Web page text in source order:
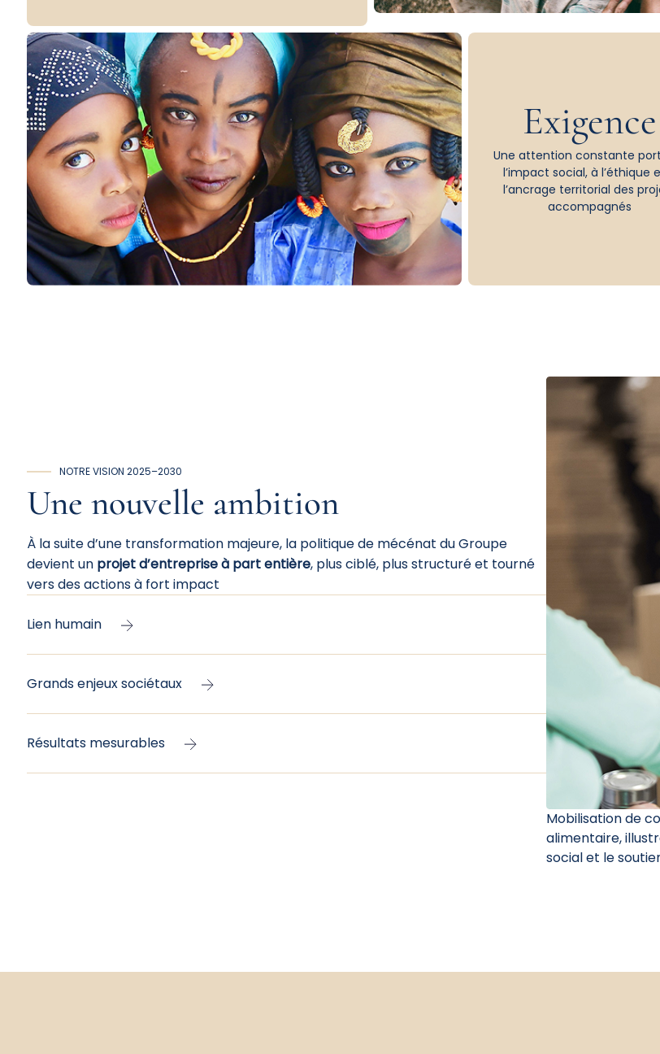
Exigence
Une attention constante
l’impact social, à l’éthique
l’ancrage territorial des
accompagnés
NOTRE VISION 2025–2030
Une nouvelle ambition
À la suite d’une transformation majeure, la politique de mécénat du Groupe
devient un projet d’entreprise à part entière, plus ciblé, plus structuré et tourné
vers des actions à fort impact
Lien humain
Grands enjeux sociétaux
Résultats mesurables
Mobilisation de
alimentaire,
social et le